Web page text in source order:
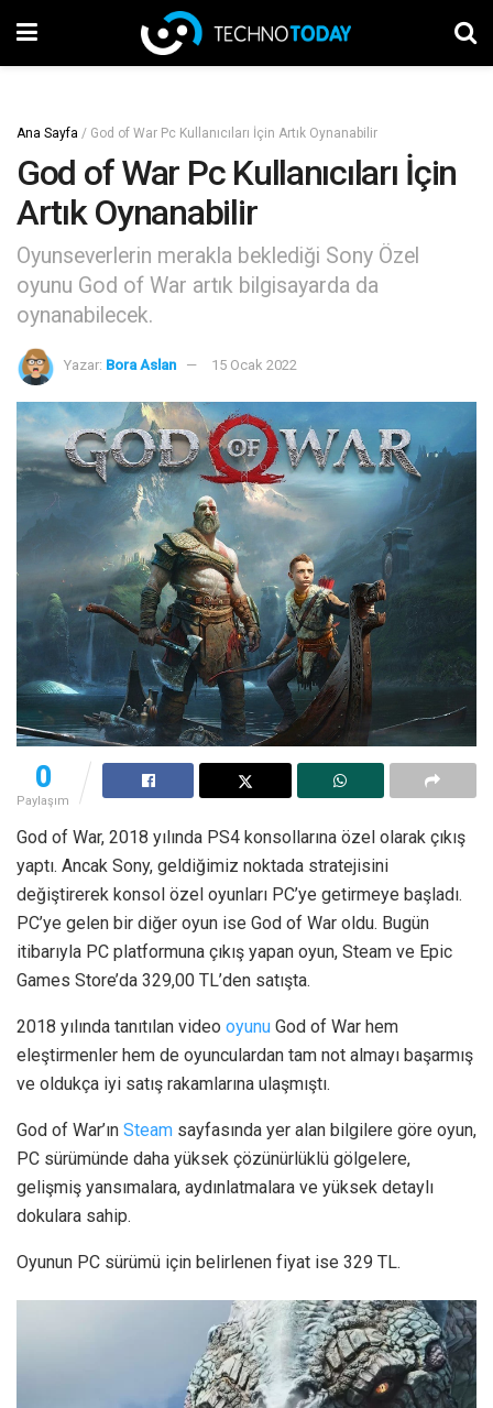
Ana Sayfa / God of War Pc Kullanıcıları İçin Artık Oynanabilir
God of War Pc Kullanıcıları İçin
Artık Oynanabilir
Oyunseverlerin merakla beklediği Sony Özel
oyunu God of War artık bilgisayarda da
oynanabilecek.
Yazar: Bora Aslan 15 Ocak 2022
0
Paylaşım
God of War, 2018 yılında PS4 konsollarına özel olarak çıkış
yaptı. Ancak Sony, geldiğimiz noktada stratejisini
değiştirerek konsol özel oyunları PC’ye getirmeye başladı.
PC’ye gelen bir diğer oyun ise God of War oldu. Bugün
itibarıyla PC platformuna çıkış yapan oyun, Steam ve Epic
Games Store’da 329,00 TL’den satışta.
2018 yılında tanıtılan video oyunu God of War hem
eleştirmenler hem de oyunculardan tam not almayı başarmış
ve oldukça iyi satış rakamlarına ulaşmıştı.
God of War’ın Steam sayfasında yer alan bilgilere göre oyun,
PC sürümünde daha yüksek çözünürlüklü gölgelere,
gelişmiş yansımalara, aydınlatmalara ve yüksek detaylı
dokulara sahip.
Oyunun PC sürümü için belirlenen fiyat ise 329 TL.